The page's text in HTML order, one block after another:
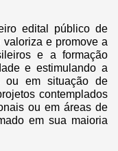
edital público de
e promove a
e a formação
e estimulando a
ou em situação de
contemplados
ou em áreas de
em sua maioria